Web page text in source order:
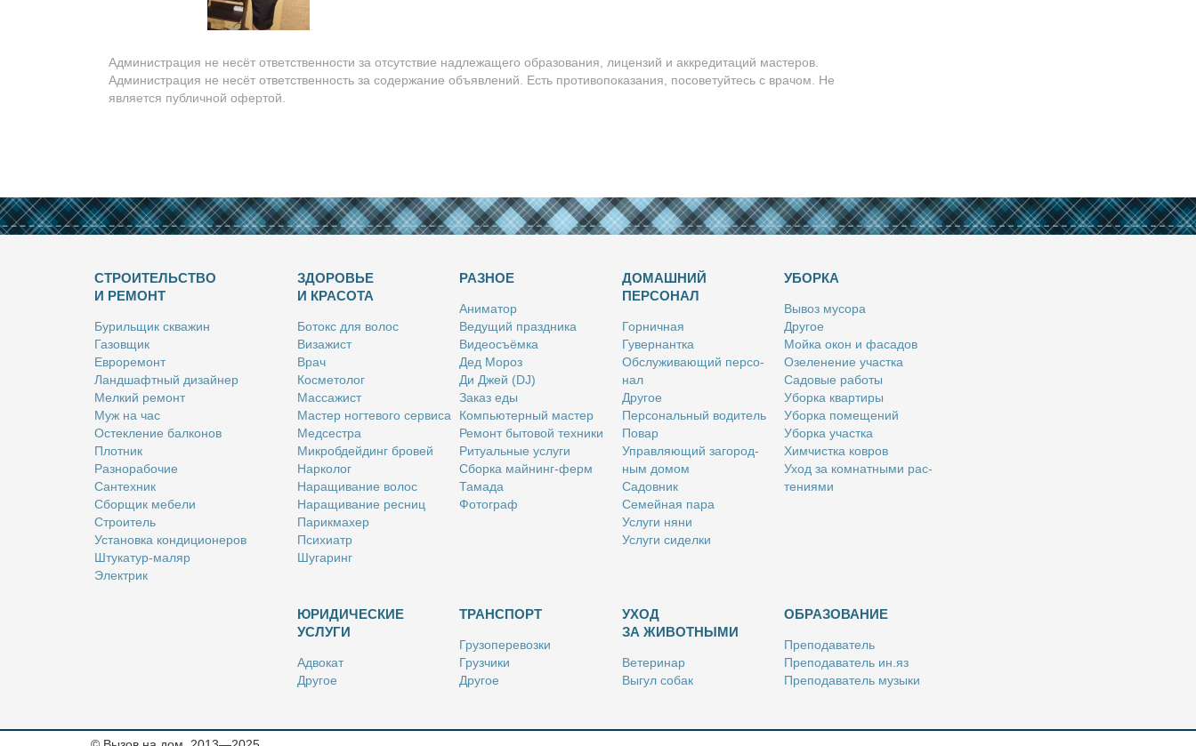
Администрация не несёт ответственности за отсутствие надлежащего образования, лицензий и аккредитаций мастеров.
Администрация не несёт ответственность за содержание объявлений. Есть противопоказания, посоветуйтесь с врачом. Не
является публичной офертой.
СТРОИТЕЛЬСТВО
И РЕМОНТ
Бу­риль­щик сква­жин
Га­зов­щик
Ев­ро­ре­монт
Ланд­шафт­ный ди­зай­нер
Мел­кий ре­монт
Муж на час
Остек­ле­ние бал­ко­нов
Плот­ник
Раз­но­ра­бо­чие
Сан­тех­ник
Сбор­щик ме­бе­ли
Стро­и­тель
Уста­нов­ка кон­ди­ци­о­не­ров
Шту­ка­тур-ма­ляр
Элек­трик
ЗДОРОВЬЕ
И КРАСОТА
Бо­токс для во­лос
Ви­за­жист
Врач
Кос­ме­то­лог
Мас­са­жист
Ма­стер ног­те­во­го сер­ви­са
Мед­сест­ра
Мик­роб­дей­динг бро­вей
Нар­ко­лог
На­ра­щи­ва­ние во­лос
На­ра­щи­ва­ние рес­ниц
Па­рик­махер
Пси­хи­атр
Шу­га­ринг
РАЗНОЕ
Ани­ма­тор
Ве­ду­щий празд­ни­ка
Ви­део­съём­ка
Дед Мо­роз
Ди Джей (DJ)
За­каз еды
Ком­пью­тер­ный ма­стер
Ре­монт бы­то­вой тех­ни­ки
Ри­ту­аль­ные услу­ги
Сбор­ка май­нинг-ферм
Та­ма­да
Фо­то­граф
ДОМАШНИЙ
ПЕРСОНАЛ
Гор­нич­ная
Гу­вер­нант­ка
Об­слу­жи­ва­ю­щий пер­со­
нал
Дру­гое
Пер­со­наль­ный во­ди­тель
По­вар
Управ­ля­ю­щий за­го­род­
ным до­мом
Са­дов­ник
Се­мей­ная па­ра
Услу­ги ня­ни
Услу­ги си­дел­ки
УБОРКА
Вы­воз му­со­ра
Дру­гое
Мой­ка окон и фа­са­дов
Озе­ле­не­ние участ­ка
Са­до­вые ра­бо­ты
Убор­ка квар­ти­ры
Убор­ка по­ме­ще­ний
Убор­ка участ­ка
Хим­чист­ка ков­ров
Уход за ком­нат­ны­ми рас­
те­ни­я­ми
ЮРИДИЧЕСКИЕ
УСЛУГИ
Адво­кат
Дру­гое
Ри­эл­тор
ТРАНСПОРТ
Гру­зо­пе­ре­воз­ки
Груз­чи­ки
Дру­гое
Так­си
УХОД
ЗА ЖИВОТНЫМИ
Ве­те­ри­нар
Вы­гул со­бак
Стриж­ка жи­вот­ных
ОБРАЗОВАНИЕ
Пре­по­да­ва­тель
Пре­по­да­ва­тель ин.яз
Пре­по­да­ва­тель му­зы­ки